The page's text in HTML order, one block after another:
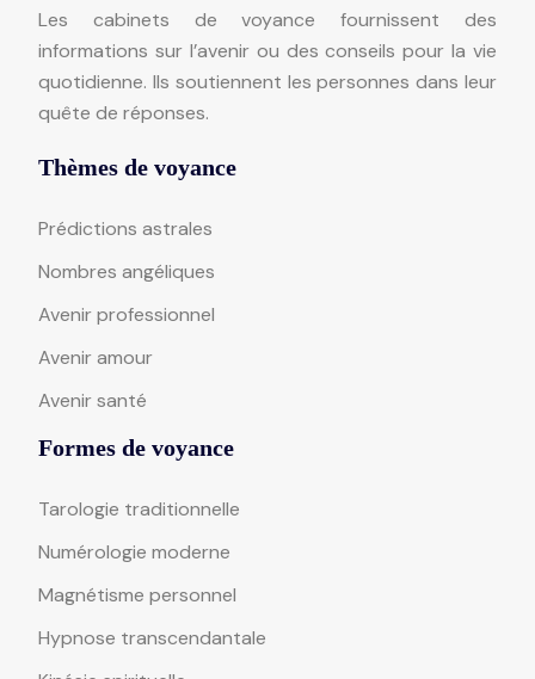
Les cabinets de voyance fournissent des
informations sur l’avenir ou des conseils pour la vie
quotidienne. Ils soutiennent les personnes dans leur
quête de réponses.
Thèmes de voyance
Prédictions astrales
Nombres angéliques
Avenir professionnel
Avenir amour
Avenir santé
Formes de voyance
Tarologie traditionnelle
Numérologie moderne
Magnétisme personnel
Hypnose transcendantale